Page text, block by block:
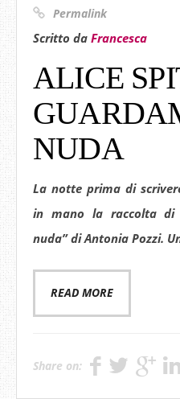
Permalink
Scritto da Francesca
ALICE
NUDA
La notte prima di
in mano la raccolta di
nuda”di Antonia Pozzi.
READ MORE
Share on: